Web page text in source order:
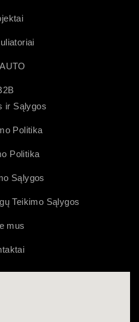
ir Sąlygos
Politika
Politika
Sąlygos
Teikimo Sąlygos
mus